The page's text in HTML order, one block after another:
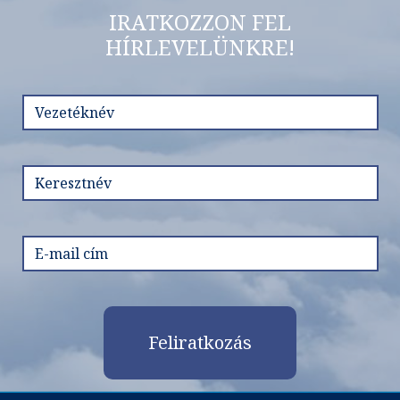
IRATKOZZON FEL
HÍRLEVELÜNKRE!
Feliratkozás